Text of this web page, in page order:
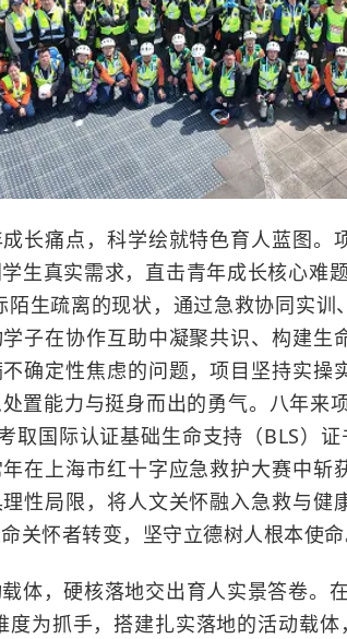
长痛点，科学绘就特色育人蓝图。
生真实需求，直击青年成长核心难
陌生疏离的现状，通过急救协同实
子在协作互助中凝聚共识、构建生
确定性焦虑的问题，项目坚持实操
置能力与挺身而出的勇气。八年来
取国际认证基础生命支持（BLS）
在上海市红十字应急救护大赛中斩
性局限，将人文关怀融入急救与健
关怀者转变，坚守立德树人根本使命
体，硬核落地交出育人实景答卷。
度为抓手，搭建扎实落地的活动载